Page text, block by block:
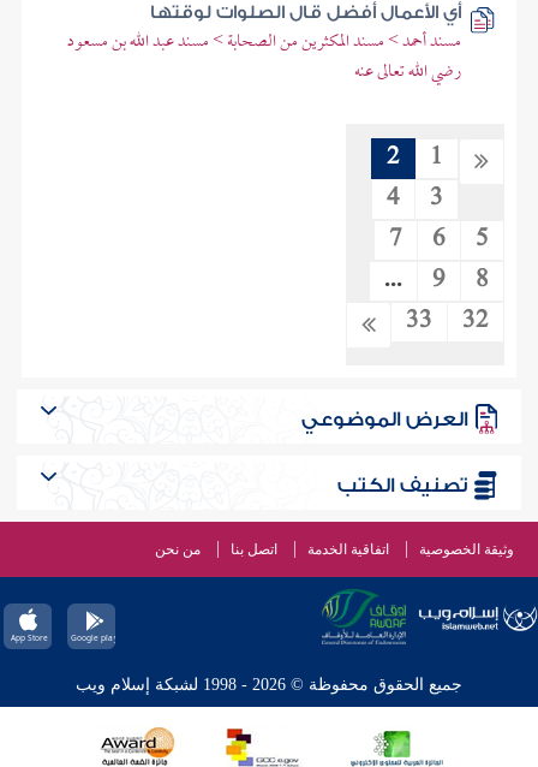
أي الأعمال أفضل قال الصلوات لوقتها
مسند أحمد > مسند المكثرين من الصحابة > مسند عبد الله بن مسعود
رضي الله تعالى عنه
1
2
3
4
5
6
7
8
9
...
32
33
العرض الموضوعي
تصنيف الكتب
وثيقة الخصوصية اتفاقية الخدمة اتصل بنا من نحن
جميع الحقوق محفوظة © 2026 - 1998 لشبكة إسلام ويب